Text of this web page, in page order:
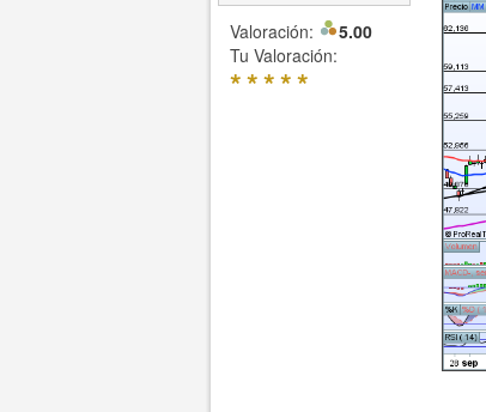
Valoración:
5.00
Tu Valoración:
*****